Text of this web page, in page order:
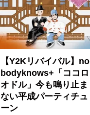
【Y2Kリバイバル】no
bodyknows+「ココロ
オドル」今も鳴り止ま
ない平成パーティチュ
ーン